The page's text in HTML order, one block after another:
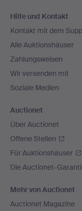
Navigation
Hilfe und Kontakt
Kontakt mit dem
Alle Auktionshäuser
Zahlungsweisen
Wir versenden mit
Soziale Medien
Auctionet
Über Auctionet
Offene Stellen
Für Auktionshäuser
Die Auctionet-
Mehr von Auctionet
Auctionet Magazine